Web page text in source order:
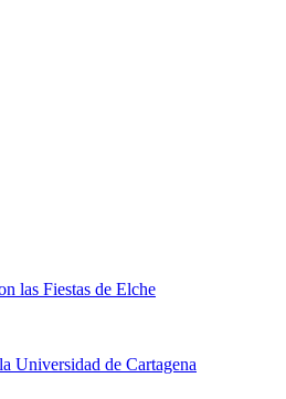
las Fiestas de Elche
Universidad de Cartagena